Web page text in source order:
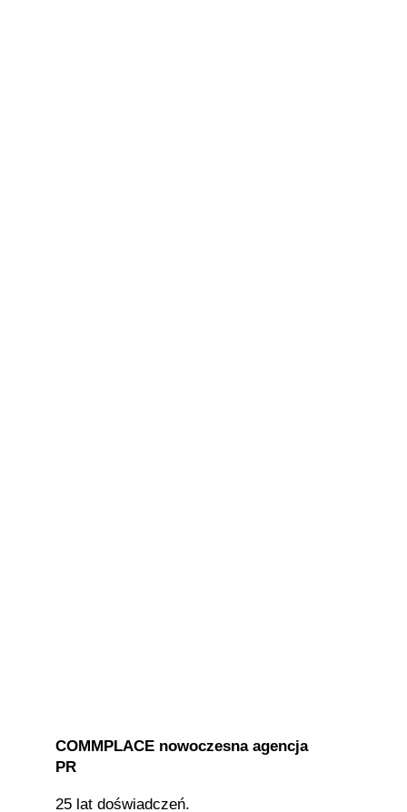
COMMPLACE nowoczesna agencja
PR
25 lat doświadczeń.